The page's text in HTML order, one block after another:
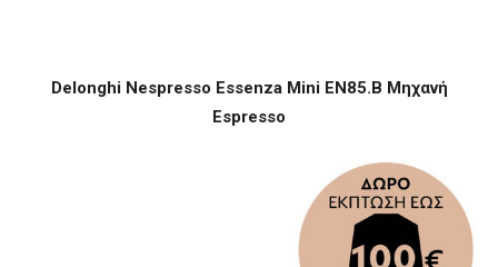
Delonghi Nespresso Essenza Mini EN85.B Μηχανή
Espresso